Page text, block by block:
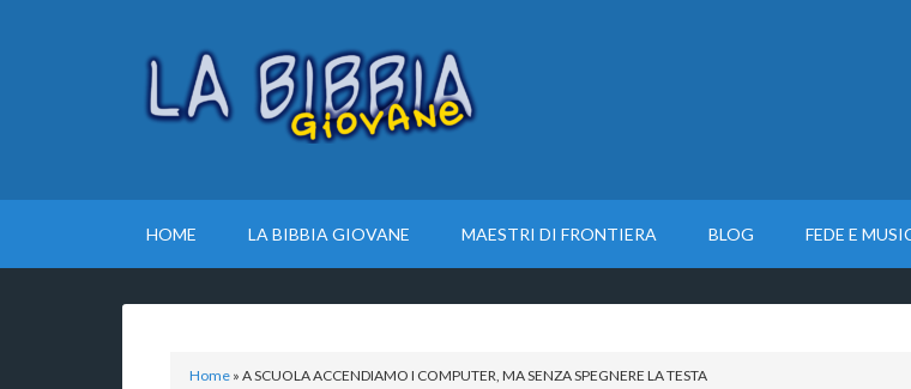
HOME LA BIBBIA GIOVANE MAESTRI DI FRONTIERA BLOG FEDE E
Home » A SCUOLA ACCENDIAMO I COMPUTER, MA SENZA SPEGNERE LA TESTA